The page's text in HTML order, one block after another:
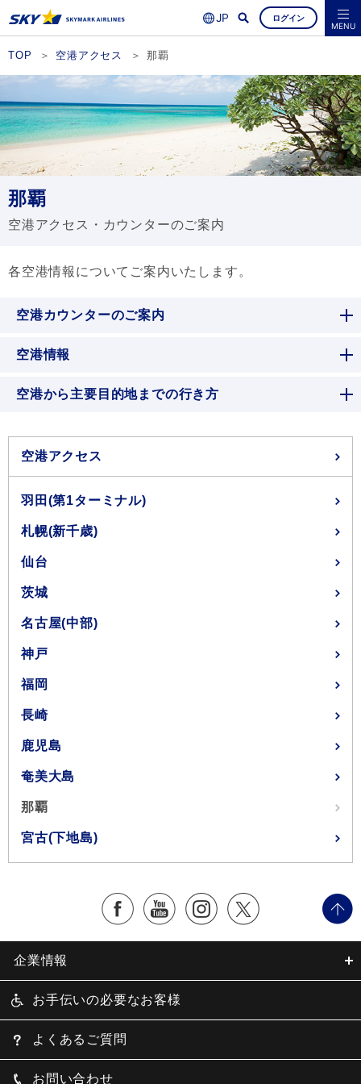
ログイン
空席照会・ご予約
よくあるご質問 MENU
TOP 空港アクセス 那覇
那覇
空港アクセス・カウンターのご案内
各空港情報についてご案内いたします。
空港カウンターのご案内
空港情報
空港から主要目的地までの行き方
空港アクセス
羽田(第1ターミナル)
札幌(新千歳)
仙台
茨城
名古屋(中部)
神戸
福岡
長崎
鹿児島
奄美大島
那覇
宮古(下地島)
企業情報
お手伝いの必要なお客様
よくあるご質問
お問い合わせ